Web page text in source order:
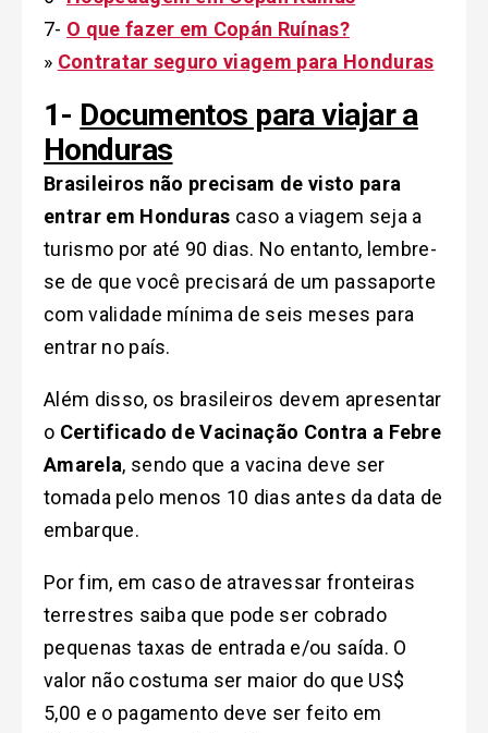
7- O que fazer em Copán Ruínas?
» Contratar seguro viagem para Honduras
1- Documentos para viajar a
Honduras
Brasileiros não precisam de visto para
entrar em Honduras caso a viagem seja a
turismo por até 90 dias. No entanto, lembre-
se de que você precisará de um passaporte
com validade mínima de seis meses para
entrar no país.
Além disso, os brasileiros devem apresentar
o Certificado de Vacinação Contra a Febre
Amarela, sendo que a vacina deve ser
tomada pelo menos 10 dias antes da data de
embarque.
Por fim, em caso de atravessar fronteiras
terrestres saiba que pode ser cobrado
pequenas taxas de entrada e/ou saída. O
valor não costuma ser maior do que US$
5,00 e o pagamento deve ser feito em